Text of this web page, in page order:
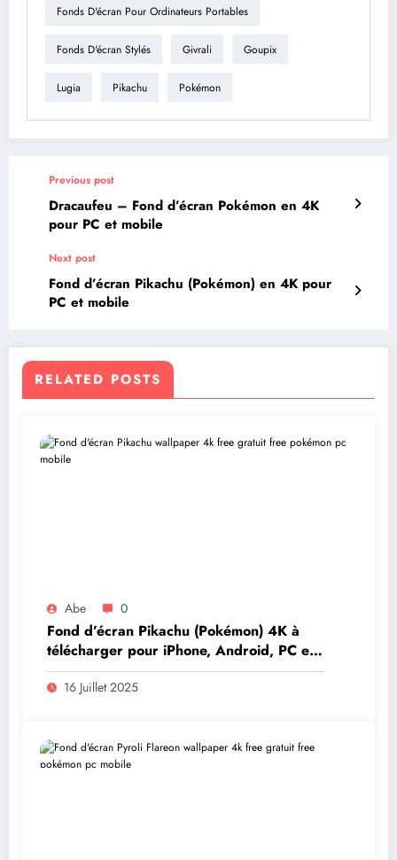
Fonds D'écran Pour Ordinateurs Portables
Fonds D'écran Stylés Givrali Goupix
Lugia Pikachu Pokémon
Previous post
Dracaufeu – Fond d’écran Pokémon en 4K
pour PC et mobile
Next post
Fond d’écran Pikachu (Pokémon) en 4K pour
PC et mobile
RELATED POSTS
Abe 0
Fond d’écran Pikachu (Pokémon) 4K à
télécharger pour iPhone, Android, PC et
Mac
16 Juillet 2025